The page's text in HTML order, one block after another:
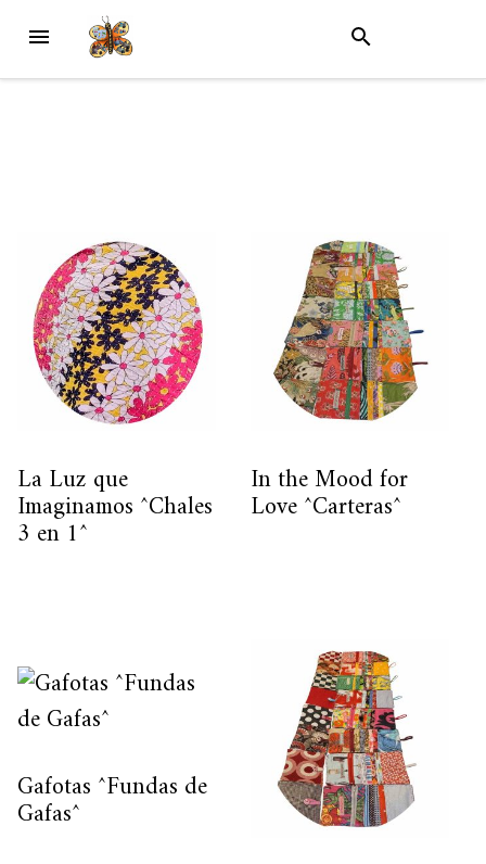
content
MENU SEARCH
La Luz que
Imaginamos ^Chales
3 en 1^
In the Mood for
Love ^Carteras^
Gafotas ^Fundas de
Gafas^